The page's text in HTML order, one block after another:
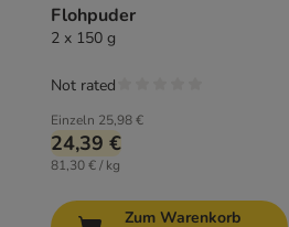
Flohpuder
2 x 150 g
Einzeln 25,98 €
24,39 €
81,30 € / kg
Not rated
Zum Warenkorb